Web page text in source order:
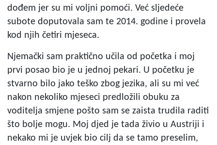
dođem jer su mi voljni pomoći. Već sljedeće
subote doputovala sam te 2014. godine i provela
kod njih četiri mjeseca.
Njemački sam praktično učila od početka i moj
prvi posao bio je u jednoj pekari. U početku je
stvarno bilo jako teško zbog jezika, ali su mi već
nakon nekoliko mjeseci predložili obuku za
voditelja smjene pošto sam se zaista trudila raditi
što bolje mogu. Moj djed je tada živio u Austriji i
nekako mi je uvjek bio cilj da se tamo preselim,